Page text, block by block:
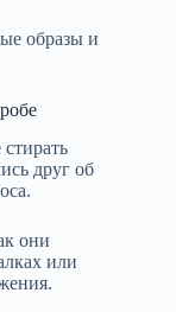
образы и
друг об
они
или